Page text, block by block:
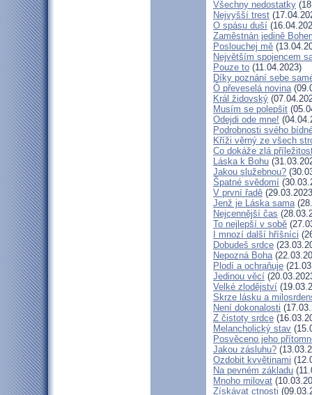
Všechny nedostatky
Nejvyšší trest
O spásu duší
Zaměstnán jedině
Poslouchej mě
Největším spojencem
Pouze to (11.04.2023)
Díky poznání sebe
Ó převeselá novina
Král židovský
Musím se polepšit
Odejdi ode mne!
Podrobnosti svého
Kříži věrný ze všech
Co dokáže zlá
Láska k Bohu
Jakou služebnou?
Špatné svědomí
V první řadě
Jenž je Láska sama
Nejcennější čas
To nejlepší v sobě
I mnozí další hříšníci
Dobudeš srdce
Nepozná Boha
Plodí a ochraňuje
Jedinou věcí
Velké zlodějství
Skrze lásku a
Není dokonalosti
Z čistoty srdce
Melancholický stav
Posvěceno jeho
Jakou zásluhu?
Ozdobit kvvětinami
Na pevném základu
Mnoho milovat
Získávat ctnosti